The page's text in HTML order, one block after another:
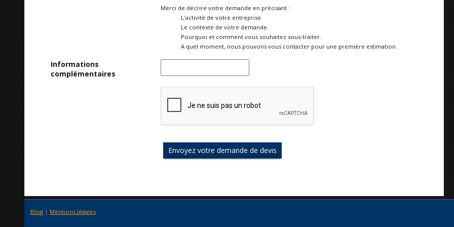
Merci de décrire votre demande en précisant :
L'activité de votre entreprise.
Le contexte de votre demande.
Pourquoi et comment vous souhaitez sous-traiter.
A quel moment, nous pouvons vous contacter pour une première estimation.
Informations
complémentaires
Blog | Mentions légales